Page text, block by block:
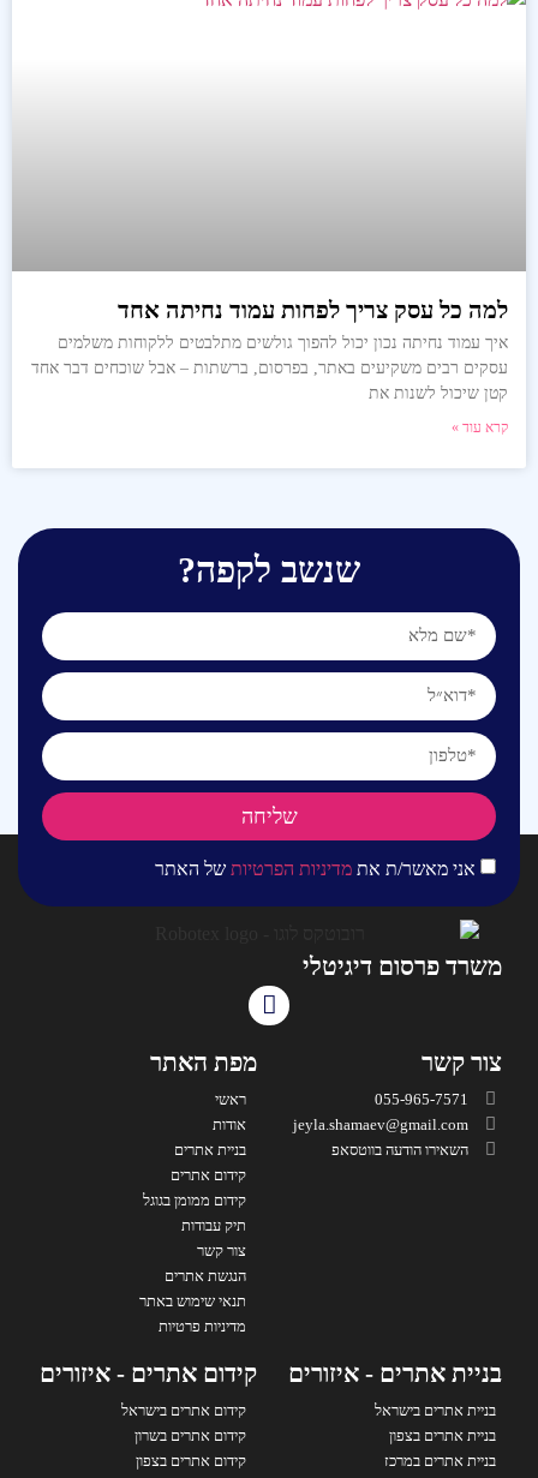
למה כל עסק צריך לפחות עמוד נחיתה אחד
איך עמוד נחיתה נכון יכול להפוך גולשים מתלבטים ללקוחות משלמים
עסקים רבים משקיעים באתר, בפרסום, ברשתות – אבל שוכחים דבר אחד
קטן שיכול לשנות את
קרא עוד »
שנשב לקפה?
אני מאשר/ת את מדיניות הפרטיות של האתר
שליחה
משרד פרסום דיגיטלי
צור קשר
055-965-7571
jeyla.shamaev@gmail.com
השאירו הודעה בווטסאפ
מפת האתר
ראשי
אודות
בניית אתרים
קידום אתרים
קידום ממומן בגוגל
תיק עבודות
צור קשר
הנגשת אתרים
תנאי שימוש באתר
מדיניות פרטיות
בניית אתרים - איזורים
בניית אתרים בישראל
בניית אתרים בצפון
בניית אתרים במרכז
קידום אתרים - איזורים
קידום אתרים בישראל
קידום אתרים בשרון
קידום אתרים בצפון